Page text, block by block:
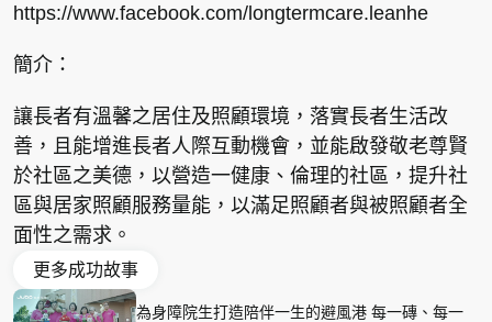
https://www.facebook.com/longtermcare.leanhe
簡介：
讓長者有溫馨之居住及照顧環境，落實長者生活改
善，且能增進長者人際互動機會，並能啟發敬老尊賢
於社區之美德，以營造一健康、倫理的社區，提升社
區與居家照顧服務量能，以滿足照顧者與被照顧者全
面性之需求。
更多成功故事
為身障院生打造陪伴一生的避風港 每一磚、每一